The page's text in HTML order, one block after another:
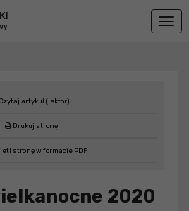
artykuł (lektor)
Drukuj stronę
stronę w formacie PDF
2020